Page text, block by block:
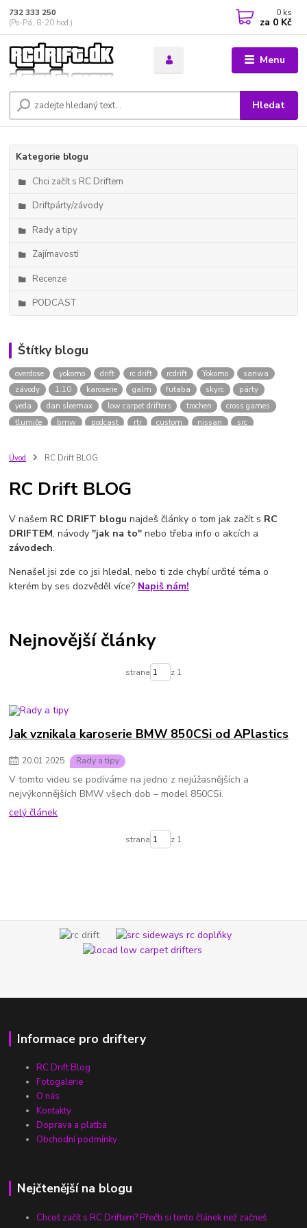
Menu
Hledat
732 333 250
(Po-Pá, 8-20 hod.)
0 ks
za 0 Kč
Kategorie blogu
Chci začít s RC Driftem
Driftpárty/závody
Rady a tipy
Zajímavosti
Recenze
PODCAST
Štítky blogu
overdose yokomo drift rc drift rcdrift Yokomo
sanwa
závody
1:10 karoserie galm futaba skyrc
párty
yeda
dan sleemax low carpet drifters trochen
cross games
tlumiče
bmw podcast rtr custom nissan
src
hk
driftpárty rc
lexan
kaorserie
Úvod RC Drift BLOG
RC Drift BLOG
V našem RC DRIFT blogu najdeš články o tom jak začít s RC
DRIFTEM, návody"jak na to" nebo třeba info o akcích a
závodech.
Nenašel jsi zde co jsi hledal, nebo ti zde chybí určité téma o
kterém by ses dozvěděl více? Napiš nám!
Nejnovější články
strana z 1
Jak vznikala karoserie BMW 850CSi od APlastics
20.01.2025 Rady a tipy
V tomto videu se podíváme na jedno z nejúžasnějších a
nejvýkonnějších BMW všech dob – model 850CSi.
celý článek
strana z 1
Informace pro driftery
RC Drift Blog
Fotogalerie
O nás
Kontakty
Doprava a platba
Obchodní podmínky
Nejčtenější na blogu
Chceš začít s RC Driftem? Přečti si tento článek než začneš